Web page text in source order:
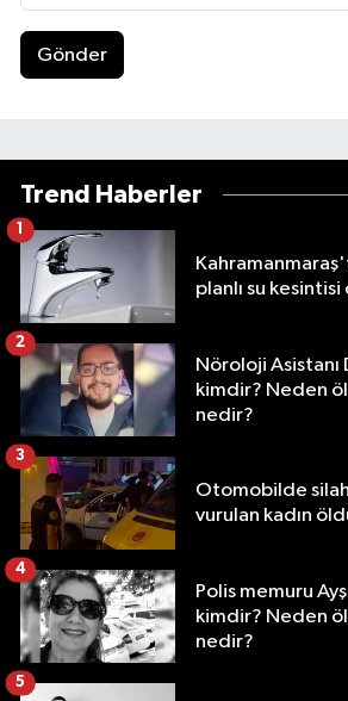
Gönder
Trend Haberler
planlı su kesintisi
1
Nöroloji Asistanı
kimdir? Neden
nedir?
2
Otomobilde
vurulan kadın
3
Polis memuru
kimdir? Neden
nedir?
4
5